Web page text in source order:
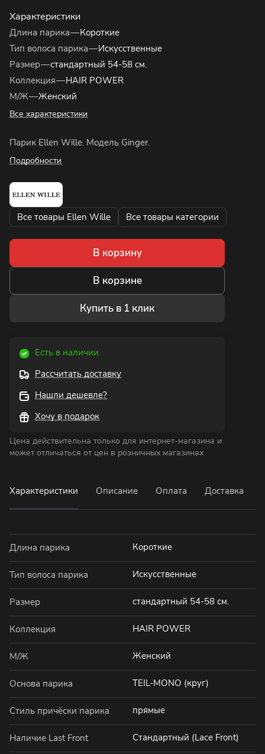
Характеристики
Длина парика—Короткие
Тип волоса парика—Искусственные
Размер—стандартный 54-58 см.
Коллекция—HAIR POWER
М/Ж—Женский
Все характеристики
Парик Ellen Wille. Модель Ginger.
Подробности
Все товары Ellen Wille Все товары категории
В корзину
В корзине
Купить в 1 клик
Есть в наличии
Рассчитать доставку
Нашли дешевле?
Хочу в подарок
Цена действительна только для интернет-магазина и
может отличаться от цен в розничных магазинах
Характеристики Описание Оплата Доставка
Длина парика Короткие
Тип волоса парика Искусственные
Размер стандартный 54-58 см.
Коллекция HAIR POWER
М/Ж Женский
Основа парика TEIL-MONO (круг)
Стиль причёски парика прямые
Наличие Last Front Стандартный (Lace Front)